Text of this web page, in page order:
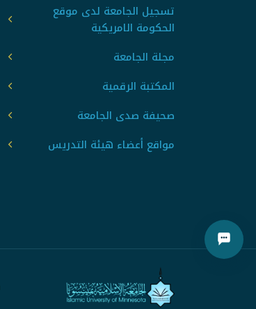
تسجيل الجامعة لدى موقع
الحكومة الامريكية
مجلة الجامعة
المكتبة الرقمية
صحيفة صدى الجامعة
مواقع أعضاء هيئة التدريس